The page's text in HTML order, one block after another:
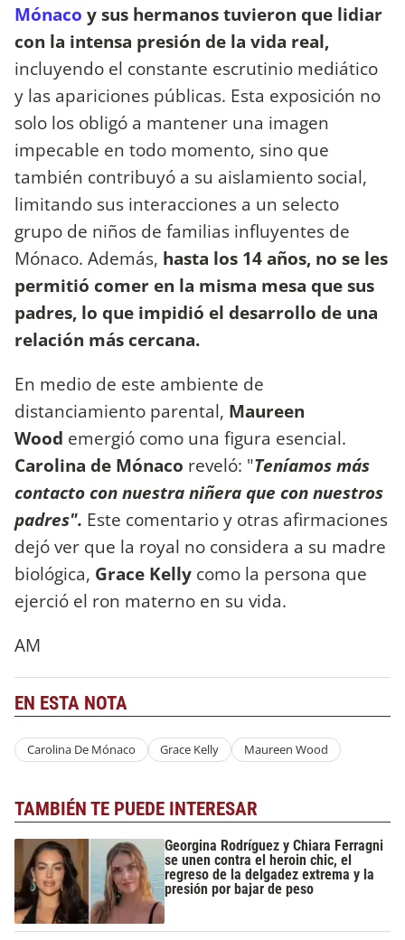
Mónaco y sus hermanos tuvieron que lidiar
con la intensa presión de la vida real,
incluyendo el constante escrutinio mediático
y las apariciones públicas. Esta exposición no
solo los obligó a mantener una imagen
impecable en todo momento, sino que
también contribuyó a su aislamiento social,
limitando sus interacciones a un selecto
grupo de niños de familias influyentes de
Mónaco. Además, hasta los 14 años, no se les
permitió comer en la misma mesa que sus
padres, lo que impidió el desarrollo de una
relación más cercana.
En medio de este ambiente de
distanciamiento parental, Maureen
Wood emergió como una figura esencial.
Carolina de Mónaco reveló: "Teníamos más
contacto con nuestra niñera que con nuestros
padres". Este comentario y otras afirmaciones
dejó ver que la royal no considera a su madre
biológica, Grace Kelly como la persona que
ejerció el ron materno en su vida.
AM
EN ESTA NOTA
Carolina De Mónaco Grace Kelly Maureen Wood
TAMBIÉN TE PUEDE INTERESAR
Georgina Rodríguez y Chiara Ferragni
se unen contra el heroin chic, el
regreso de la delgadez extrema y la
presión por bajar de peso